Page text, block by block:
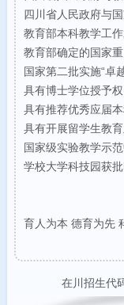
四川省人民政府与
教育部本科教学工
教育部确定的国家
国家第二批实施“卓
具有博士学位授予
具有推荐优秀应届
具有开展留学生教
国家级实验教学示
学校大学科技园获
育人为本 德育为先
在川招生代